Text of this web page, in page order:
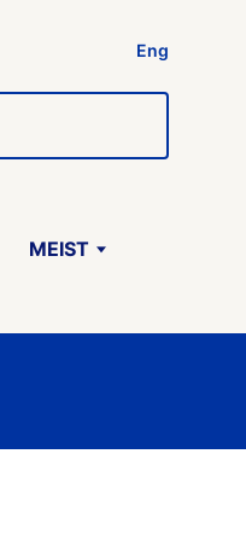
Eng
MEIST